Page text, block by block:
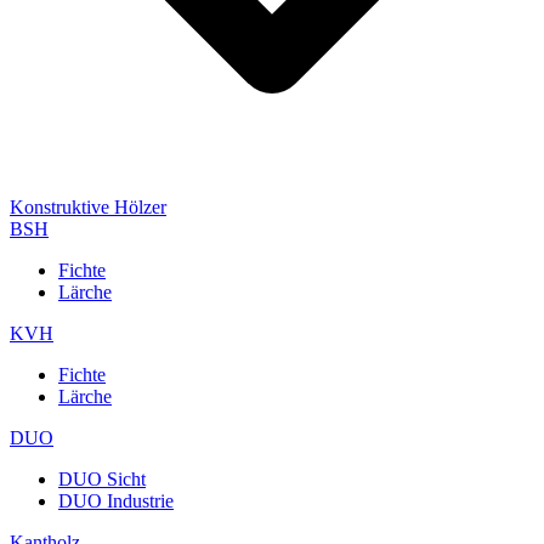
Konstruktive Hölzer
BSH
Fichte
Lärche
KVH
Fichte
Lärche
DUO
DUO Sicht
DUO Industrie